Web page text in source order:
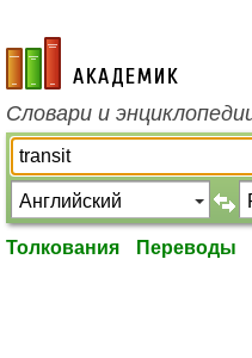
academic.ru
Словари и
Толкования Переводы